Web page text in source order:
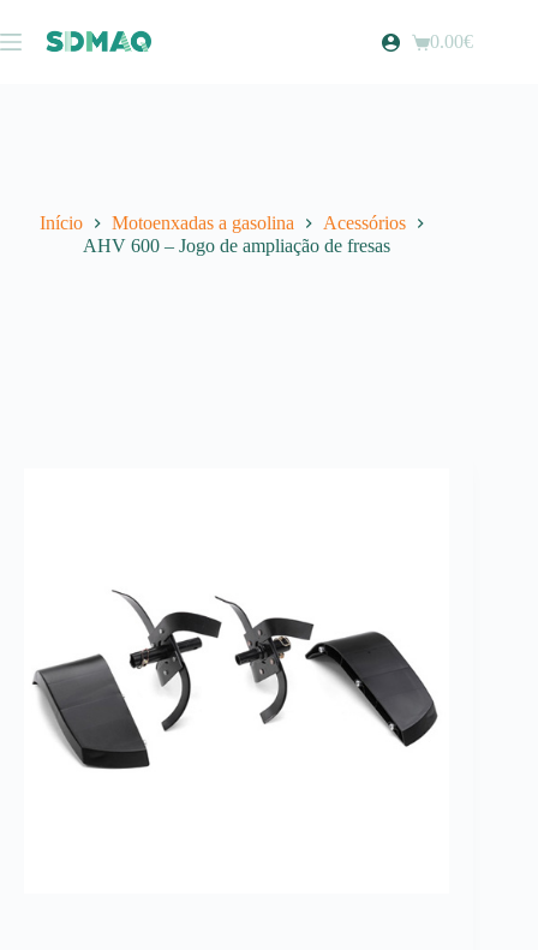
para
o
Carrinho
0.00€
Início Motoenxadas a gasolina
Acessórios
AHV 600 – Jogo de ampliação de fresas